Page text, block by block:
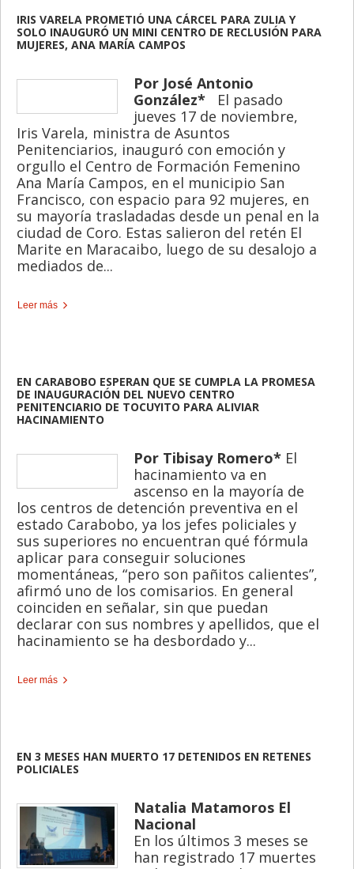
IRIS VARELA PROMETIÓ UNA CÁRCEL PARA ZULIA Y
SOLO INAUGURÓ UN MINI CENTRO DE RECLUSIÓN PARA
MUJERES, ANA MARÍA CAMPOS
Por José Antonio
González* El pasado
jueves 17 de noviembre,
Iris Varela, ministra de Asuntos
Penitenciarios, inauguró con emoción y
orgullo el Centro de Formación Femenino
Ana María Campos, en el municipio San
Francisco, con espacio para 92 mujeres, en
su mayoría trasladadas desde un penal en la
ciudad de Coro. Estas salieron del retén El
Marite en Maracaibo, luego de su desalojo a
mediados de...
Leer más
EN CARABOBO ESPERAN QUE SE CUMPLA LA PROMESA
DE INAUGURACIÓN DEL NUEVO CENTRO
PENITENCIARIO DE TOCUYITO PARA ALIVIAR
HACINAMIENTO
Por Tibisay Romero* El
hacinamiento va en
ascenso en la mayoría de
los centros de detención preventiva en el
estado Carabobo, ya los jefes policiales y
sus superiores no encuentran qué fórmula
aplicar para conseguir soluciones
momentáneas, “pero son pañitos calientes”,
afirmó uno de los comisarios. En general
coinciden en señalar, sin que puedan
declarar con sus nombres y apellidos, que el
hacinamiento se ha desbordado y...
Leer más
EN 3 MESES HAN MUERTO 17 DETENIDOS EN RETENES
POLICIALES
Natalia Matamoros El
Nacional
En los últimos 3 meses se
han registrado 17 muertes